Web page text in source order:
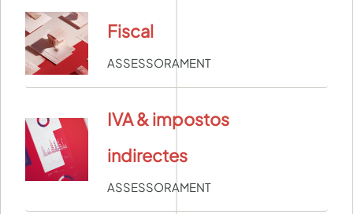
Fiscal
ASSESSORAMENT
IVA & impostos
indirectes
ASSESSORAMENT